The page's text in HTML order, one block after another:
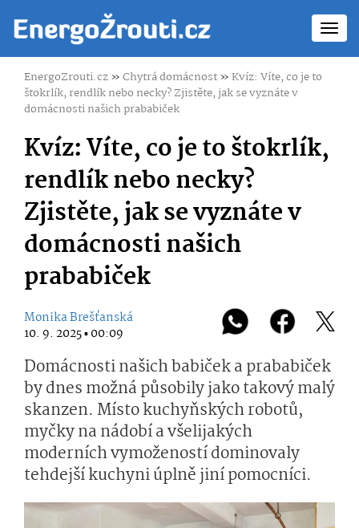
EnergoZrouti.cz»Chytrá domácnost»Kvíz: Víte, co je to
štokrlík, rendlík nebo necky? Zjistěte, jak se vyznáte v
domácnosti našich prababiček
Kvíz: Víte, co je to štokrlík,
rendlík nebo necky?
Zjistěte, jak se vyznáte v
domácnosti našich
prababiček
Monika Brešťanská
10. 9. 2025 ▪ 00:09
Domácnosti našich babiček a prababiček
by dnes možná působily jako takový malý
skanzen. Místo kuchyňských robotů,
myčky na nádobí a všelijakých
moderních vymožeností dominovaly
tehdejší kuchyni úplně jiní pomocníci.